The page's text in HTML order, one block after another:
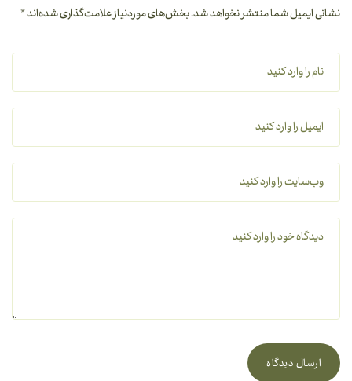
نشانی ایمیل شما منتشر نخواهد شد.بخش‌های موردنیاز علامت‌گذاری شده‌اند*
ارسال دیدگاه